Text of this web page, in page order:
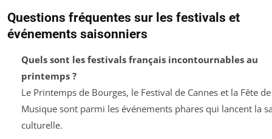
Questions fréquentes sur les festivals et
événements saisonniers
Quels sont les festivals français incontournables au
printemps ?
Le Printemps de Bourges, le Festival de Cannes et la Fête
Musique sont parmi les événements phares qui lancent la
culturelle.